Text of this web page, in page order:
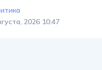
2026 10:47